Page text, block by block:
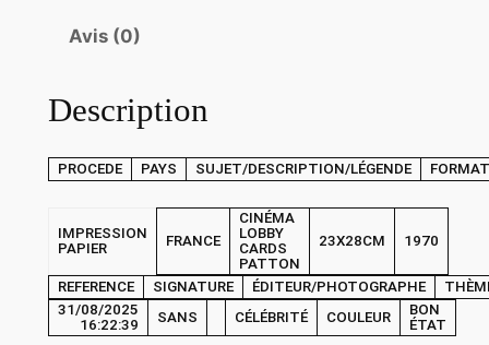
H
T
n
é
m
Avis (0)
Description
PROCEDE PAYS SUJET/DESCRIPTION/LÉGENDE FORMAT
IMPRESSION
PAPIER
FRANCE
CINÉMA
LOBBY
CARDS
PATTON
23X28CM 1970
REFERENCE SIGNATURE ÉDITEUR/PHOTOGRAPHE
31/08/2025
16:22:39
SANS CÉLÉBRITÉ COULEUR
BON
ÉTAT